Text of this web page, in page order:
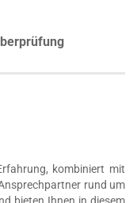
kombiniert mit
rund um